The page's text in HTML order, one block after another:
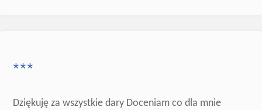
***
Dziękuję za wszystkie dary Doceniam co dla mnie